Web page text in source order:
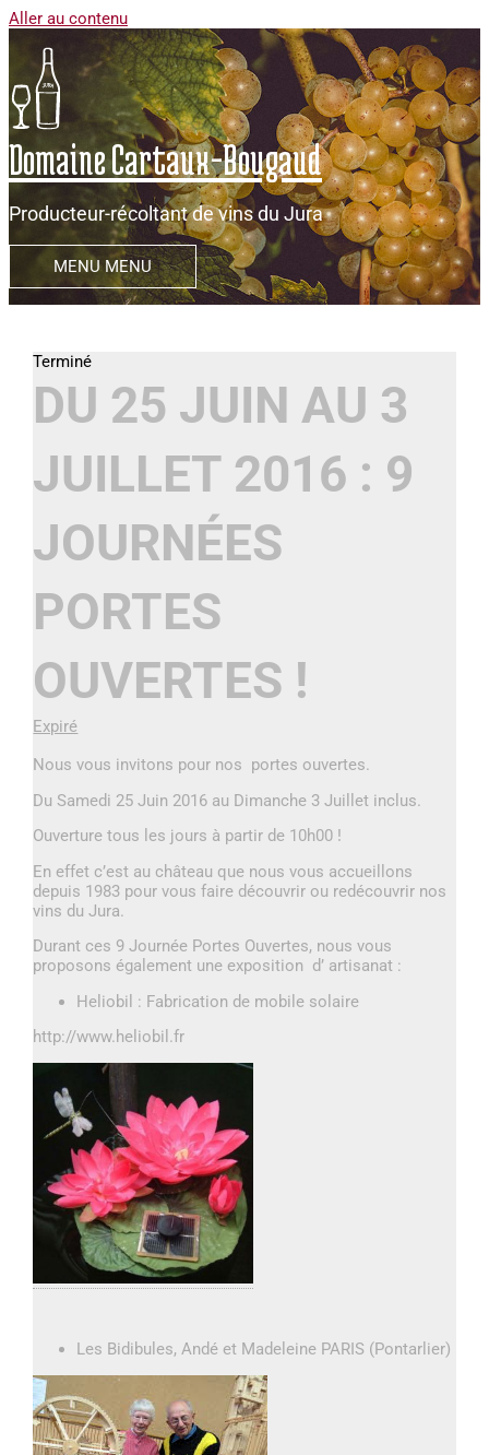
Aller au contenu
Domaine Cartaux-Bougaud
Producteur-récoltant de vins du Jura
MENU MENU
DU 25 JUIN AU 3
JUILLET 2016 : 9
JOURNÉES
PORTES
OUVERTES !
Expiré
Nous vous invitons pour nos portes ouvertes.
Du Samedi 25 Juin 2016 au Dimanche 3 Juillet inclus.
Ouverture tous les jours à partir de 10h00 !
En effet c’est au château que nous vous accueillons
depuis 1983 pour vous faire découvrir ou redécouvrir nos
vins du Jura.
Durant ces 9 Journée Portes Ouvertes, nous vous
proposons également une exposition d’ artisanat :
Heliobil : Fabrication de mobile solaire
http://www.heliobil.fr
Les Bidibules, Andé et Madeleine PARIS (Pontarlier)